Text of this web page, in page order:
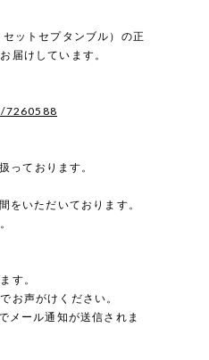
ットセプタンブル）の正
届けしています。
7260588
ております。
をいただいております。
す。
お声がけください。
メール通知が送信されま